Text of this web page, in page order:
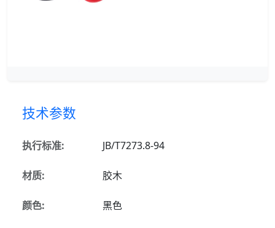
技术参数
执行标准: JB/T7273.8-94
材质: 胶木
颜色: 黑色